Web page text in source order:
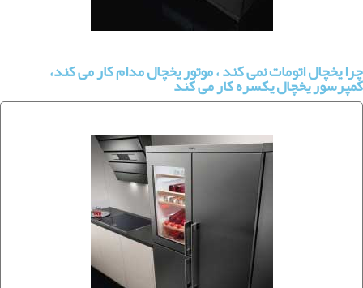
چرا یخچال اتومات نمی کند ، موتور یخچال مدام کار می کند،
کمپرسور یخچال یکسره کار می کند